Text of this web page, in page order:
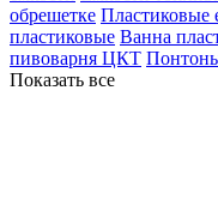
обрешетке Пластиковые
пластиковые Ванна
пивоварня ЦКТ
Показать все